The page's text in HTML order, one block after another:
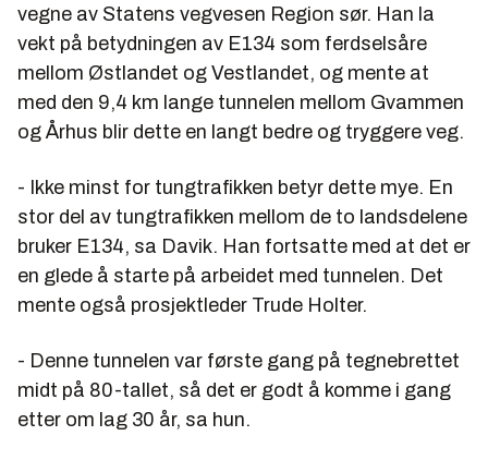
vegne av Statens vegvesen Region sør. Han la
vekt på betydningen av E134 som ferdselsåre
mellom Østlandet og Vestlandet, og mente at
med den 9,4 km lange tunnelen mellom Gvammen
og Århus blir dette en langt bedre og tryggere veg.
- Ikke minst for tungtrafikken betyr dette mye. En
stor del av tungtrafikken mellom de to landsdelene
bruker E134, sa Davik. Han fortsatte med at det er
en glede å starte på arbeidet med tunnelen. Det
mente også prosjektleder Trude Holter.
- Denne tunnelen var første gang på tegnebrettet
midt på 80-tallet, så det er godt å komme i gang
etter om lag 30 år, sa hun.